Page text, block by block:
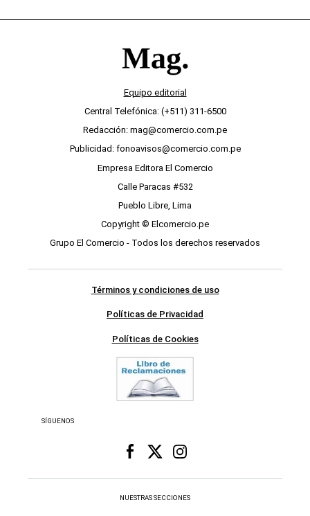
Equipo editorial
Central Telefónica: (+511) 311-6500
Redacción: mag@comercio.com.pe
Publicidad: fonoavisos@comercio.com.pe
Empresa Editora El Comercio
Calle Paracas #532
Pueblo Libre, Lima
Copyright © Elcomercio.pe
Grupo El Comercio - Todos los derechos reservados
Términos y condiciones de uso
Políticas de Privacidad
Políticas de Cookies
SÍGUENOS
NUESTRAS SECCIONES